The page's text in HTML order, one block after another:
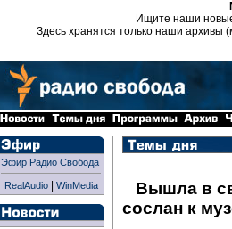
Ищите наши
Здесь хранятся только наши архивы
Эфир Радио Свобода
RealAudio| WinMedia
Вышла в
сослан к